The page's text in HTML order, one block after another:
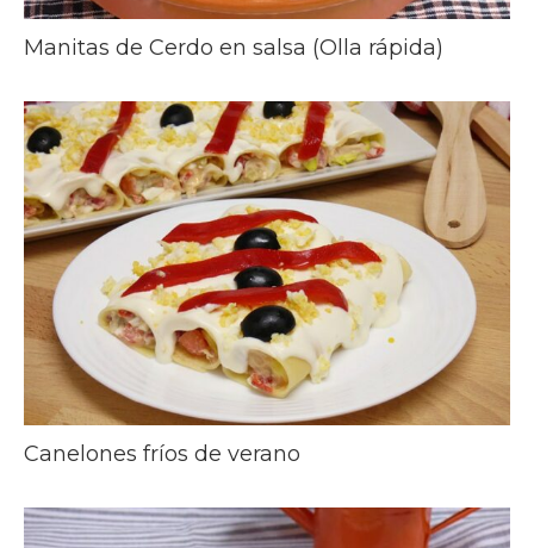
Manitas de Cerdo en salsa (Olla rápida)
Canelones fríos de verano